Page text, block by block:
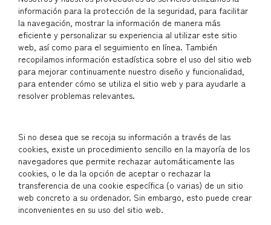
información para la protección de la seguridad, para facilitar
la navegación, mostrar la información de manera más
eficiente y personalizar su experiencia al utilizar este sitio
web, así como para el seguimiento en línea. También
recopilamos información estadística sobre el uso del sitio web
para mejorar continuamente nuestro diseño y funcionalidad,
para entender cómo se utiliza el sitio web y para ayudarle a
resolver problemas relevantes.
Si no desea que se recoja su información a través de las
cookies, existe un procedimiento sencillo en la mayoría de los
navegadores que permite rechazar automáticamente las
cookies, o le da la opción de aceptar o rechazar la
transferencia de una cookie específica (o varias) de un sitio
web concreto a su ordenador. Sin embargo, esto puede crear
inconvenientes en su uso del sitio web.